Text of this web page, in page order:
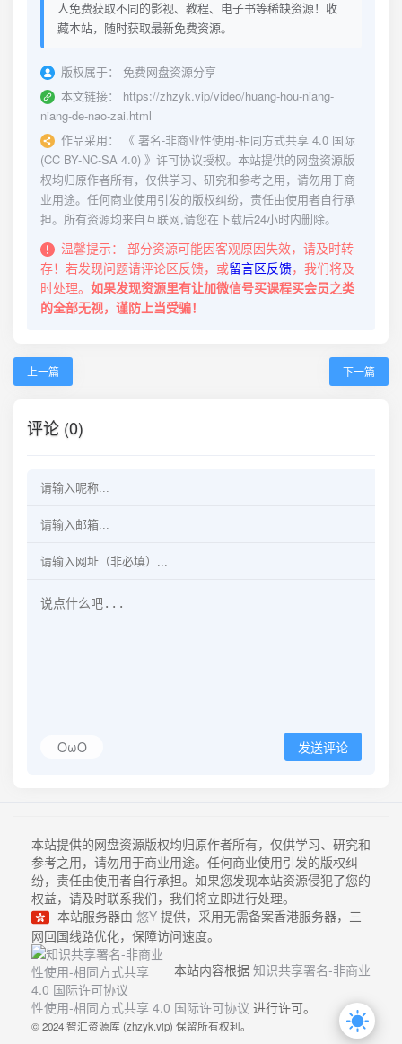
人免费获取不同的影视、教程、电子书等稀缺资源！收
藏本站，随时获取最新免费资源。
版权属于：
免费网盘资源分享
本文链接：
https://zhzyk.vip/video/huang-hou-niang-
niang-de-nao-zai.html
作品采用：
《 署名-非商业性使用-相同方式共享 4.0 国际
(CC BY-NC-SA 4.0) 》许可协议授权。本站提供的网盘资源版
权均归原作者所有，仅供学习、研究和参考之用，请勿用于商
业用途。任何商业使用引发的版权纠纷，责任由使用者自行承
担。所有资源均来自互联网,请您在下载后24小时内删除。
温馨提示：
部分资源可能因客观原因失效，请及时转
存！若发现问题请评论区反馈，或留言区反馈，我们将及
时处理。 如果发现资源里有让加微信号买课程买会员之类
的全部无视，谨防上当受骗！
上一篇 下一篇
评论 (0)
OωO 发送评论
本站提供的网盘资源版权均归原作者所有，仅供学习、研究和
参考之用，请勿用于商业用途。任何商业使用引发的版权纠
纷，责任由使用者自行承担。如果您发现本站资源侵犯了您的
权益，请及时联系我们，我们将立即进行处理。
本站服务器由 悠Y 提供，采用无需备案香港服务器，三
网回国线路优化，保障访问速度。
本站内容根据 知识共享署名-非商业
性使用-相同方式共享 4.0 国际许可协议 进行许可。
© 2024 智汇资源库 (zhzyk.vip) 保留所有权利。